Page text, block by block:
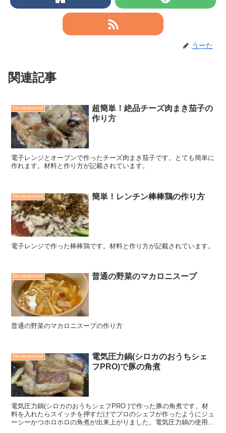
うーた
関連記事
Uncategorized
超簡単！絶品チーズ肉まき茄子の
作り方
電子レンジとオーブンで作ったチーズ肉まき茄子です。とても簡単に
作れます。材料と作り方が記載されています。
Uncategorized 簡単！レンチン棒棒鶏の作り方
電子レンジで作った棒棒鶏です。材料と作り方が記載されています。
Uncategorized 普通の野菜のマカロニスープ
普通の野菜のマカロニスープの作り方
Uncategorized
電気圧力鍋(シロカのおうちシェ
フPRO)で豚の角煮
電気圧力鍋(シロカのおうちシェフPRO )で作った豚の角煮です。材
料を入れたらスイッチを押すだけでプロのシェフが作ったようにジュ
ーシーかつホロホロの角煮が出来上がりました。電気圧力鍋の使用